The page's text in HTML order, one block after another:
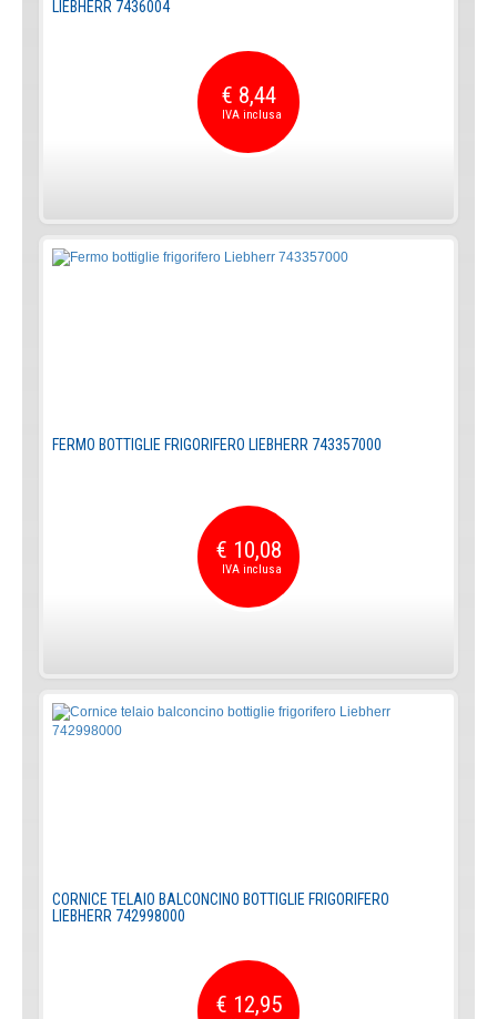
LIEBHERR 7436004
€ 8,44
FERMO BOTTIGLIE FRIGORIFERO LIEBHERR 743357000
€ 10,08
CORNICE TELAIO BALCONCINO BOTTIGLIE FRIGORIFERO
LIEBHERR 742998000
€ 12,95